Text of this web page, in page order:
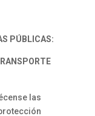
PÚBLICAS:
las